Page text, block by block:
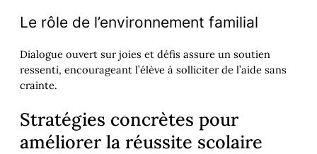
Le rôle de l’environnement familial
Dialogue ouvert sur joies et défis assure un soutien
ressenti, encourageant l’élève à solliciter de l’aide sans
crainte.
Stratégies concrètes pour
améliorer la réussite scolaire